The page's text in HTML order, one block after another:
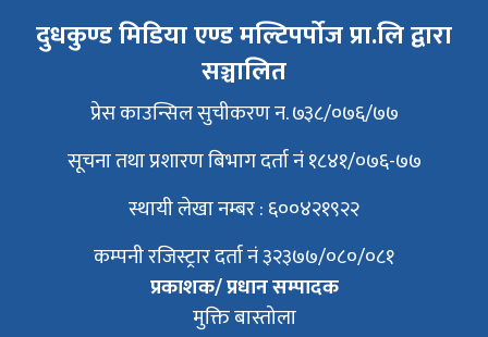
दुधकुण्ड मिडिया एण्ड मल्टिपर्पोज प्रा.लि द्वारा
सञ्चालित
प्रेस काउन्सिल सुचीकरण न. ७३८/०७६/७७
सूचना तथा प्रशारण बिभाग दर्ता नं १८४१/०७६-७७
स्थायी लेखा नम्बर : ६००४२१९२२
कम्पनी रजिस्ट्रार दर्ता नं ३२३७७/०८०/०८१
प्रकाशक/ प्रधान सम्पादक
मुक्ति बास्तोला